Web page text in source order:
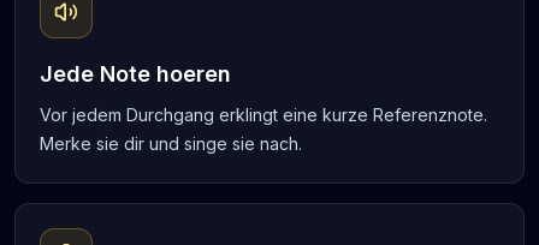
Jede Note hoeren
Vor jedem Durchgang erklingt eine kurze Referenznote.
Merke sie dir und singe sie nach.